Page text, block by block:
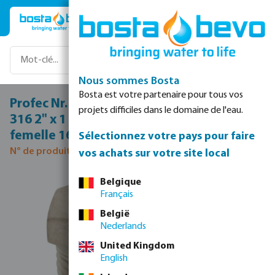
Passer au contenu principal
Profec Nr. 241 Réduction acier inoxydable
316 2" x 1 1/4" filetage mâle x filetage
femelle 16bar
N° de produit 0080101
Ignorer la galerie d'images
Nous sommes Bosta
Bosta est votre partenaire pour tous vos
projets difficiles dans le domaine de l'eau.
Sélectionnez votre pays pour faire
vos achats sur votre site local
Belgique
Français
België
Nederlands
United Kingdom
English